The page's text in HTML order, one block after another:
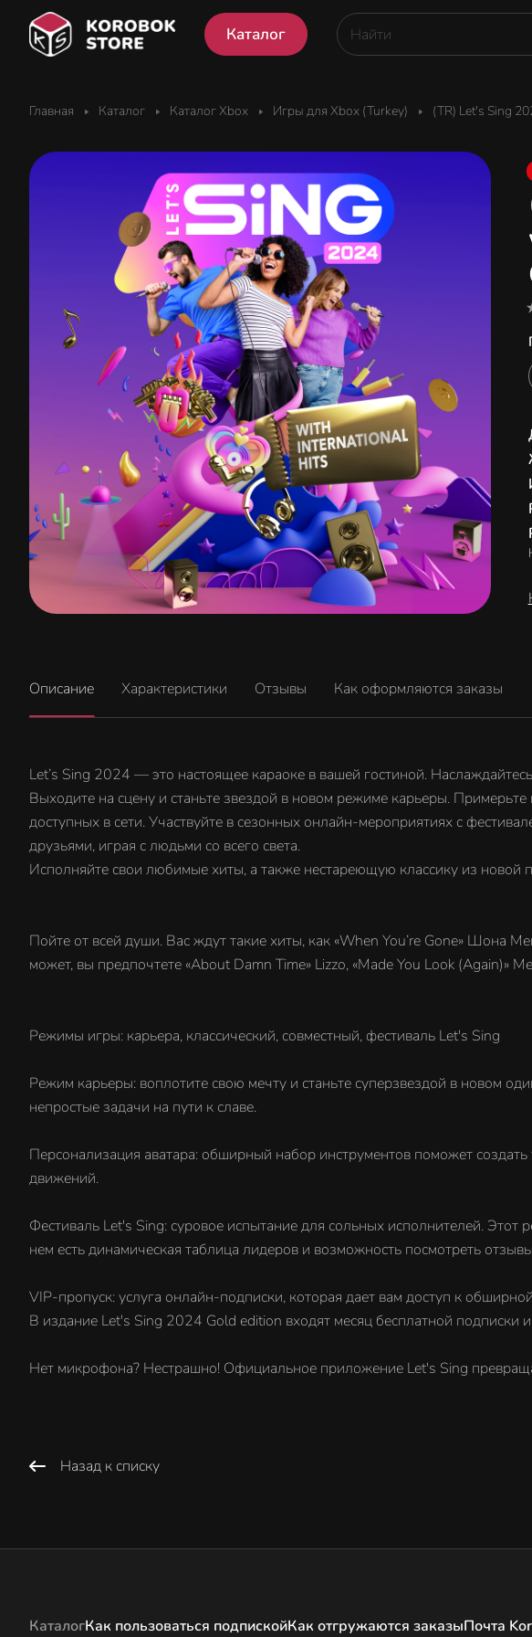
Каталог
Главная Каталог Каталог Xbox Игры для Xbox (Turkey) (TR) Let's Sing
Описание Характеристики Отзывы Как оформляются заказы
Let’s Sing 2024 — это настоящее караоке в вашей гостиной.
Выходите на сцену и станьте звездой в новом режиме карьеры.
доступных в сети. Участвуйте в сезонных онлайн-мероприятиях с
друзьями, играя с людьми со всего света.
Исполняйте свои любимые хиты, а также нестареющую классику из новой
Пойте от всей души. Вас ждут такие хиты, как «When You’re Gone» Шона
может, вы предпочтете «About Damn Time» Lizzo, «Made You Look
Режимы игры: карьера, классический, совместный, фестиваль Let's Sing
Режим карьеры: воплотите свою мечту и станьте суперзвездой в новом
непростые задачи на пути к славе.
Персонализация аватара: обширный набор инструментов поможет
движений.
Фестиваль Let's Sing: суровое испытание для сольных исполнителей.
нем есть динамическая таблица лидеров и возможность посмотреть
VIP-пропуск: услуга онлайн-подписки, которая дает вам доступ к
В издание Let's Sing 2024 Gold edition входят месяц бесплатной подписки
Нет микрофона? Нестрашно! Официальное приложение Let's Sing
Назад к списку
КаталогКак пользоваться подпискойКак отгружаются заказыПочта